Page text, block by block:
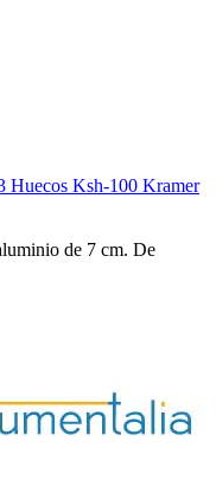
Huecos Ksh-100 Kramer
de 7 cm. De